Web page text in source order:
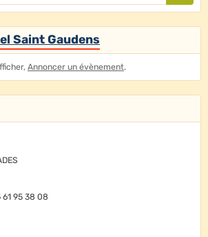
Saint Gaudens
Annoncer un évènement.
61 95 38 08